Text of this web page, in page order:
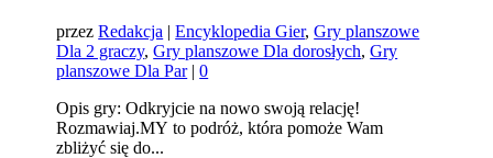
przezRedakcja |Encyklopedia Gier,Gry planszowe
Dla 2 graczy,Gry planszowe Dla dorosłych,Gry
planszowe Dla Par|0
Opis gry: Odkryjcie na nowo swoją relację!
Rozmawiaj.MY to podróż, która pomoże Wam
zbliżyć się do...